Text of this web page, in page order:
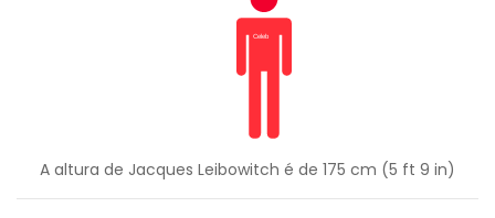
A altura de Jacques Leibowitch é de 175 cm (5 ft 9 in)